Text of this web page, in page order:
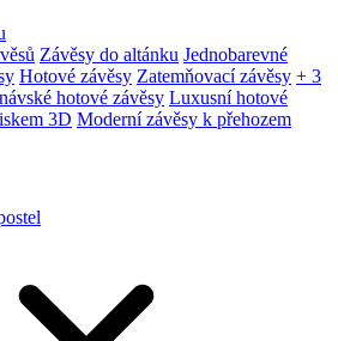
Závěsy do altánku Jednobarevné
Hotové závěsy Zatemňovací závěsy + 3
hotové závěsy Luxusní hotové
3D Moderní závěsy k přehozem